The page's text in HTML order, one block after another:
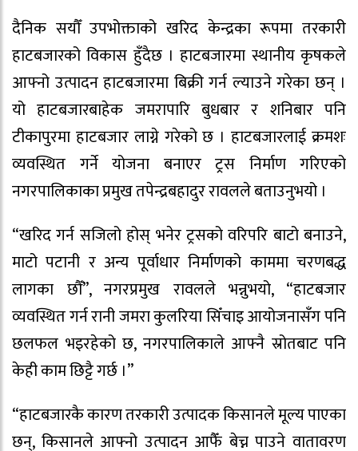
दैनिक सयौँ उपभोक्ताको खरिद केन्द्रका रूपमा तरकारी
हाटबजारको विकास हुँदैछ । हाटबजारमा स्थानीय कृषकले
आफ्नो उत्पादन हाटबजारमा बिक्री गर्न ल्याउने गरेका छन् ।
यो हाटबजारबाहेक जमरापारि बुधबार र शनिबार पनि
टीकापुरमा हाटबजार लाग्ने गरेको छ । हाटबजारलाई क्रमशः
व्यवस्थित गर्ने योजना बनाएर ट्रस निर्माण गरिएको
नगरपालिकाका प्रमुख तपेन्द्रबहादुर रावलले बताउनुभयो ।
“खरिद गर्न सजिलो होस् भनेर ट्रसको वरिपरि बाटो बनाउने,
माटो पटानी र अन्य पूर्वाधार निर्माणको काममा चरणबद्ध
लागका छौँ”, नगरप्रमुख रावलले भन्नुभयो, “हाटबजार
व्यवस्थित गर्न रानी जमरा कुलरिया सिँचाइ आयोजनासँग पनि
छलफल भइरहेको छ, नगरपालिकाले आफ्नै स्रोतबाट पनि
केही काम छिट्टै गर्छ ।”
“हाटबजारकै कारण तरकारी उत्पादक किसानले मूल्य पाएका
छन्, किसानले आफ्नो उत्पादन आफैँ बेच्न पाउने वातावरण